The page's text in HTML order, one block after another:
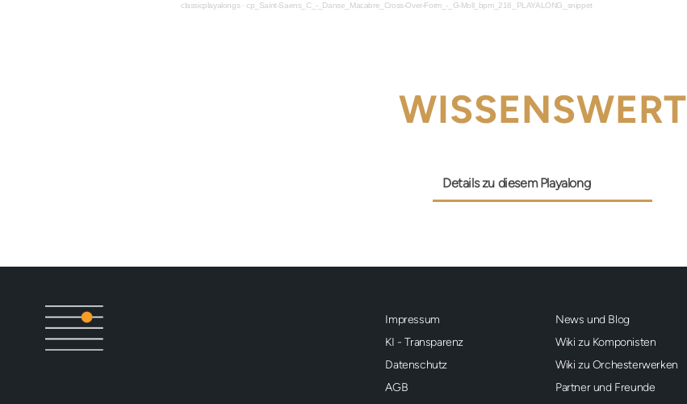
classicplayalongs·cp_Saint-Saens_C_-_Danse_Macabre_Cross-Over-Form_-_G-Moll_bpm_216_PLAYALONG_snippet
WISSENSWERT
Details zu diesem Playalong
Impressum
KI - Transparenz
Datenschutz
AGB
News und Blog
Wiki zu Komponisten
Wiki zu Orchesterwerken
Partner und Freunde